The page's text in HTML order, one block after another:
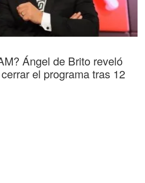
Ángel de Brito reveló
el programa tras 12